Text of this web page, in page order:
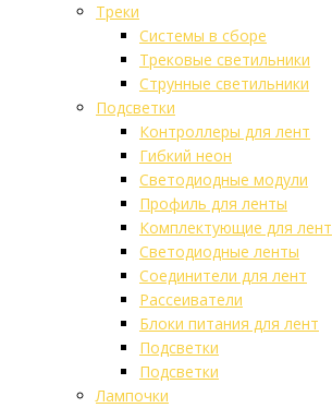
Треки
Системы в сборе
Трековые светильники
Струнные светильники
Подсветки
Контроллеры для лент
Гибкий неон
Светодиодные модули
Профиль для ленты
Комплектующие для лент
Светодиодные ленты
Соединители для лент
Рассеиватели
Блоки питания для лент
Подсветки
Подсветки
Лампочки